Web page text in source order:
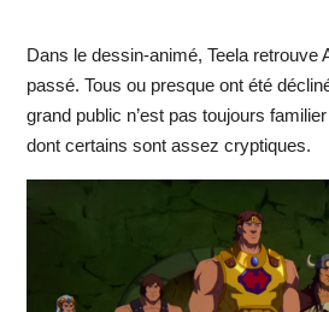
Dans le dessin-animé, Teela retrouve
passé. Tous ou presque ont été
grand public n’est pas toujours
dont certains sont assez cryptiques.